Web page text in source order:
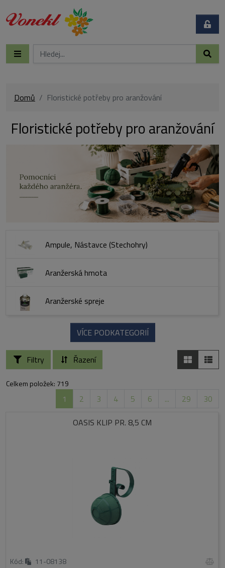
Domů Floristické potřeby pro aranžování
Floristické potřeby pro aranžování
Ampule, Nástavce (Stechohry)
Aranžerská hmota
Aranžerské spreje
VÍCE PODKATEGORIÍ
Filtry Řazení
Celkem položek: 719
1 2 3 4 5 6 ... 29
30
OASIS KLIP PR. 8,5 CM
Kód: 11-08138